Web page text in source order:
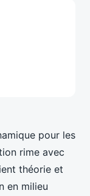
pour les
rime avec
théorie et
en milieu